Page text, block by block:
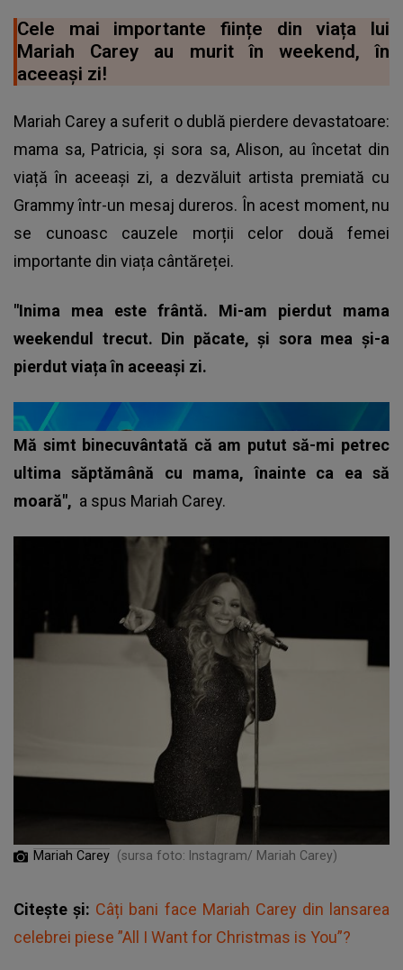
Cele mai importante ființe din viața lui
Mariah Carey au murit în weekend, în
aceeaşi zi!
Mariah Carey a suferit o dublă pierdere devastatoare:
mama sa, Patricia, și sora sa, Alison, au încetat din
viață în aceeași zi, a dezvăluit artista premiată cu
Grammy într-un mesaj dureros. În acest moment, nu
se cunoasc cauzele morții celor două femei
importante din viața cântăreței.
"Inima mea este frântă. Mi-am pierdut mama
weekendul trecut. Din păcate, şi sora mea și-a
pierdut viața în aceeași zi.
Mă simt binecuvântată că am putut să-mi petrec
ultima săptămână cu mama, înainte ca ea să
moară", a spus Mariah Carey.
Mariah Carey (sursa foto: Instagram/ Mariah Carey)
Citește și: Câți bani face Mariah Carey din lansarea
celebrei piese ”All I Want for Christmas is You”?